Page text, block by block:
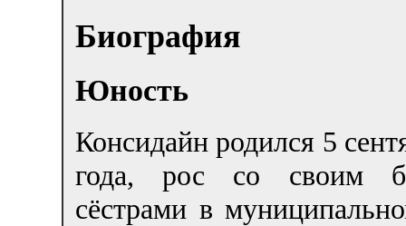
Биография
Юность
Консидайн родился 5
года, рос со своим
сёстрами в